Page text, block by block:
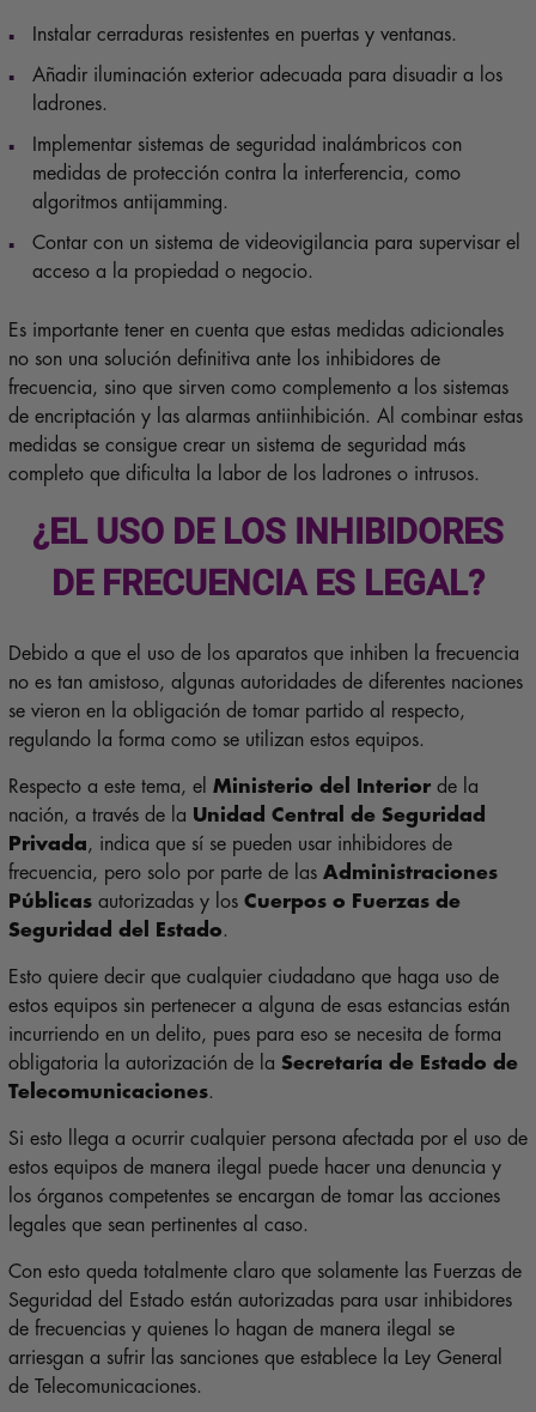
Instalar cerraduras resistentes en puertas y ventanas.
Añadir iluminación exterior adecuada para disuadir a los
ladrones.
Implementar sistemas de seguridad inalámbricos con
medidas de protección contra la interferencia, como
algoritmos antijamming.
Contar con un sistema de videovigilancia para supervisar el
acceso a la propiedad o negocio.
Es importante tener en cuenta que estas medidas adicionales
no son una solución definitiva ante los inhibidores de
frecuencia, sino que sirven como complemento a los sistemas
de encriptación y las alarmas antiinhibición. Al combinar estas
medidas se consigue crear un sistema de seguridad más
completo que dificulta la labor de los ladrones o intrusos.
¿EL USO DE LOS INHIBIDORES
DE FRECUENCIA ES LEGAL?
Debido a que el uso de los aparatos que inhiben la frecuencia
no es tan amistoso, algunas autoridades de diferentes naciones
se vieron en la obligación de tomar partido al respecto,
regulando la forma como se utilizan estos equipos.
Respecto a este tema, el Ministerio del Interiorde la
nación, a través de la Unidad Central de Seguridad
Privada, indica que sí se pueden usar inhibidores de
frecuencia, pero solo por parte de las Administraciones
Públicasautorizadas y los Cuerpos o Fuerzas de
Seguridad del Estado.
Esto quiere decir que cualquier ciudadano que haga uso de
estos equipos sin pertenecer a alguna de esas estancias están
incurriendo en un delito, pues para eso se necesita de forma
obligatoria la autorización de la Secretaría de Estado de
Telecomunicaciones.
Si esto llega a ocurrir cualquier persona afectada por el uso de
estos equipos de manera ilegal puede hacer una denuncia y
los órganos competentes se encargan de tomar las acciones
legales que sean pertinentes al caso.
Con esto queda totalmente claro que solamente las Fuerzas de
Seguridad del Estado están autorizadas para usar inhibidores
de frecuencias y quienes lo hagan de manera ilegal se
arriesgan a sufrir las sanciones que establece la Ley General
de Telecomunicaciones.